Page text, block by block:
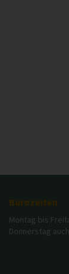
Bürozeiten
Montag bis
Donnerstag